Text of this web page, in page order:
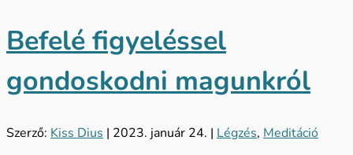
Befelé figyeléssel
gondoskodni magunkról
Szerző: Kiss Dius | 2023. január 24. | Légzés, Meditáció